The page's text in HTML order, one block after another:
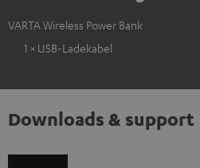
VARTA Wireless Power Bank
1 × USB-Ladekabel
Downloads & support